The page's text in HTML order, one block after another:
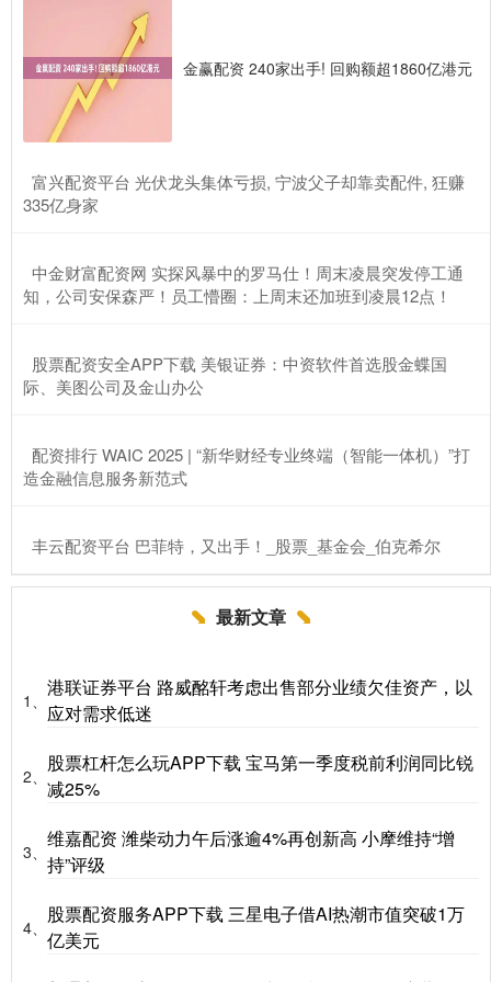
金赢配资 240家出手! 回购额超1860亿港元
​富兴配资平台 光伏龙头集体亏损, 宁波父子却靠卖配件, 狂赚
335亿身家
​中金财富配资网 实探风暴中的罗马仕！周末凌晨突发停工通
知，公司安保森严！员工懵圈：上周末还加班到凌晨12点！
​股票配资安全APP下载 美银证券：中资软件首选股金蝶国
际、美图公司及金山办公
​配资排行 WAIC 2025 | “新华财经专业终端（智能一体机）”打
造金融信息服务新范式
​丰云配资平台 巴菲特，又出手！_股票_基金会_伯克希尔
最新文章
1、
港联证券平台 路威酩轩考虑出售部分业绩欠佳资产，以
应对需求低迷
2、
股票杠杆怎么玩APP下载 宝马第一季度税前利润同比锐
减25%
3、
维嘉配资 潍柴动力午后涨逾4%再创新高 小摩维持“增
持”评级
4、
股票配资服务APP下载 三星电子借AI热潮市值突破1万
亿美元